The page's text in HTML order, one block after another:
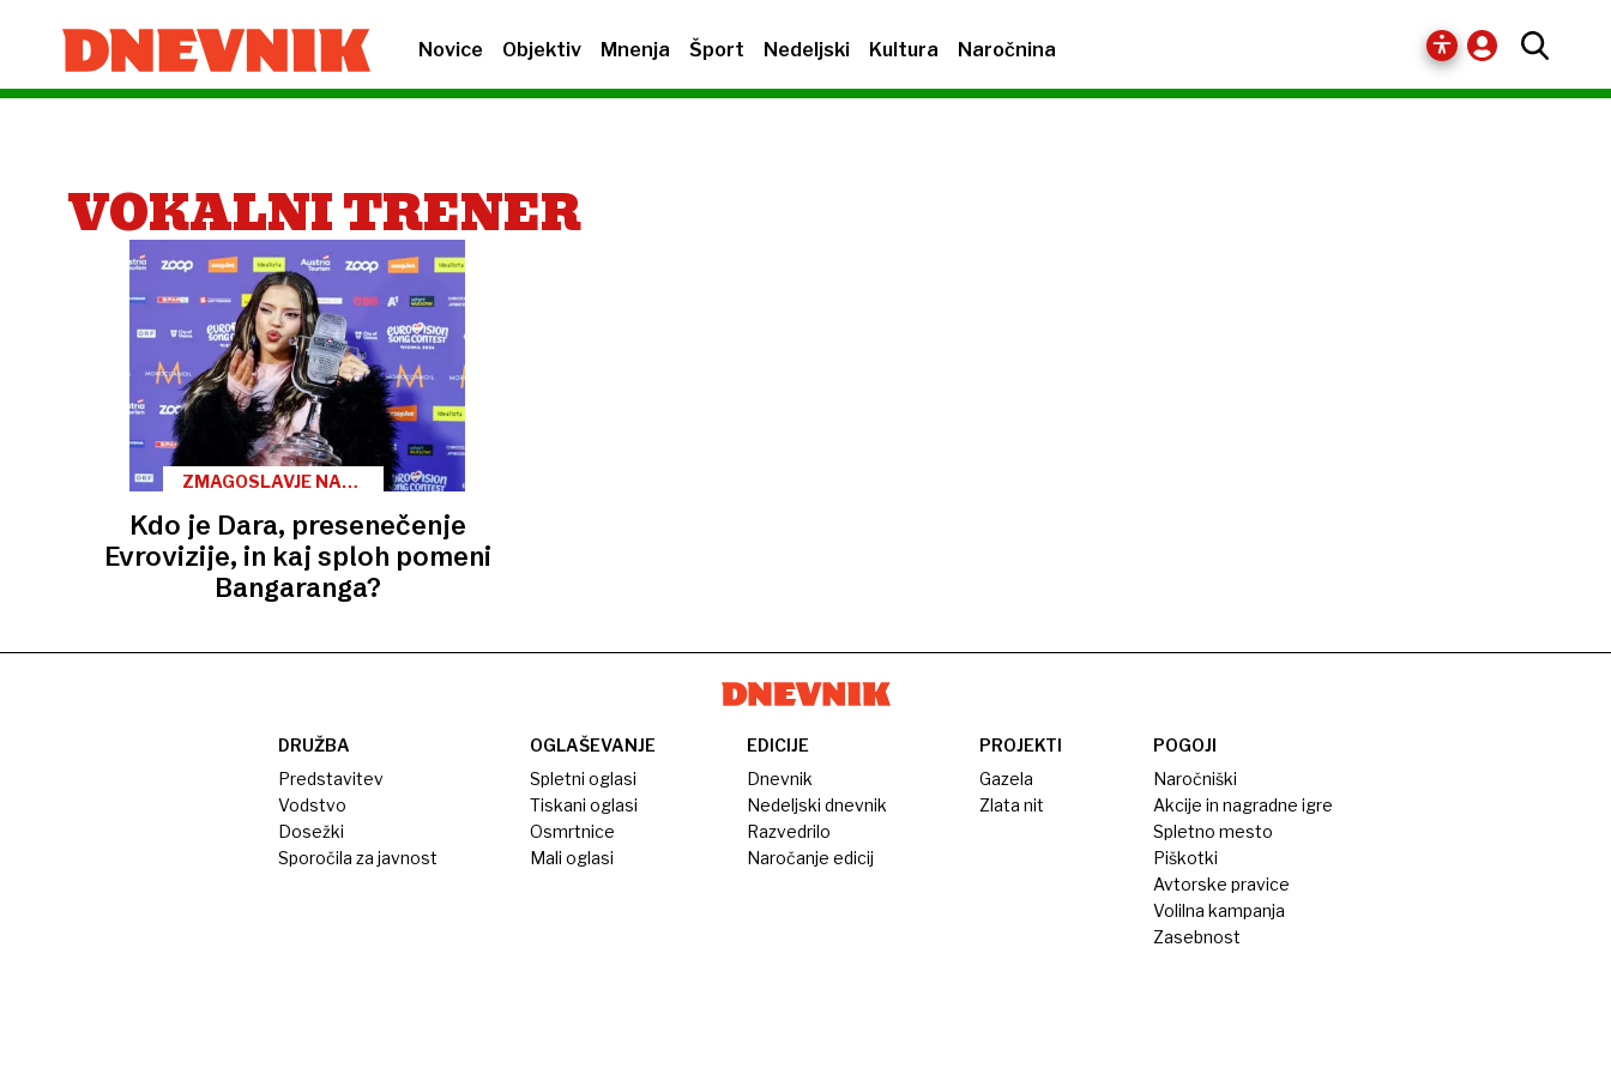
Novice Objektiv Mnenja Šport Nedeljski Kultura Naročnina
VOKALNI TRENER
ZMAGOSLAVJE NA
Kdo je Dara, presenečenje
Evrovizije, in kaj sploh pomeni
Bangaranga?
DRUŽBA
Predstavitev
Vodstvo
Dosežki
Sporočila za javnost
OGLAŠEVANJE
Spletni oglasi
Tiskani oglasi
Osmrtnice
Mali oglasi
EDICIJE
Dnevnik
Nedeljski dnevnik
Razvedrilo
Naročanje edicij
PROJEKTI
Gazela
Zlata nit
POGOJI
Naročniški
Akcije in nagradne igre
Spletno mesto
Piškotki
Avtorske pravice
Volilna kampanja
Zasebnost